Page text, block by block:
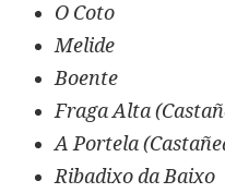
O Coto
Melide
Boente
Fraga Alta
A Portela
Ribadixo da Baixo